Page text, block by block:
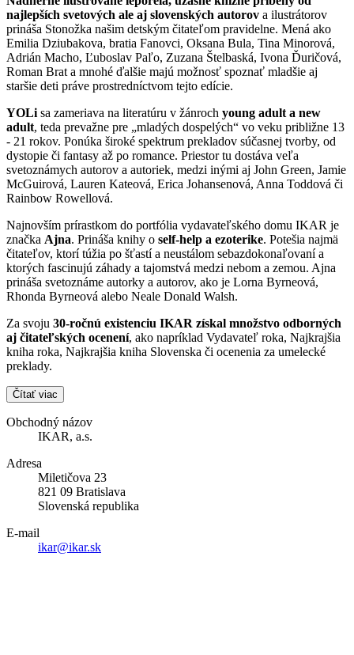
najlepších svetových ale aj slovenských autorov a ilustrátorov
prináša Stonožka našim detským čitateľom pravidelne. Mená ako
Emilia Dziubakova, bratia Fanovci, Oksana Bula, Tina Minorová,
Adrián Macho, Ľuboslav Paľo, Zuzana Štelbaská, Ivona Ďuričová,
Roman Brat a mnohé ďalšie majú možnosť spoznať mladšie aj
staršie deti práve prostredníctvom tejto edície.
YOLi sa zameriava na literatúru v žánroch young adult a new
adult, teda prevažne pre „mladých dospelých“ vo veku približne 13
- 21 rokov. Ponúka široké spektrum prekladov súčasnej tvorby, od
dystopie či fantasy až po romance. Priestor tu dostáva veľa
svetoznámych autorov a autoriek, medzi inými aj John Green, Jamie
McGuirová, Lauren Kateová, Erica Johansenová, Anna Toddová či
Rainbow Rowellová.
Najnovším prírastkom do portfólia vydavateľského domu IKAR je
značka Ajna. Prináša knihy o self-help a ezoterike. Potešia najmä
čitateľov, ktorí túžia po šťastí a neustálom sebazdokonaľovaní a
ktorých fascinujú záhady a tajomstvá medzi nebom a zemou. Ajna
prináša svetoznáme autorky a autorov, ako je Lorna Byrneová,
Rhonda Byrneová alebo Neale Donald Walsh.
Za svoju 30-ročnú existenciu IKAR získal množstvo odborných
aj čitateľských ocenení, ako napríklad Vydavateľ roka, Najkrajšia
kniha roka, Najkrajšia kniha Slovenska či ocenenia za umelecké
preklady.
Čítať viac
Obchodný názov
IKAR, a.s.
Adresa
Miletičova 23
821 09 Bratislava
Slovenská republika
E-mail
ikar@ikar.sk